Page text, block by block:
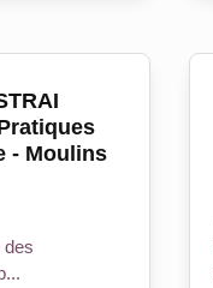
- Moulins
des